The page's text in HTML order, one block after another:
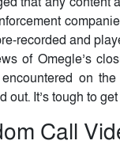
recorded and
of Omegle’s
on
It’s tough to
Call